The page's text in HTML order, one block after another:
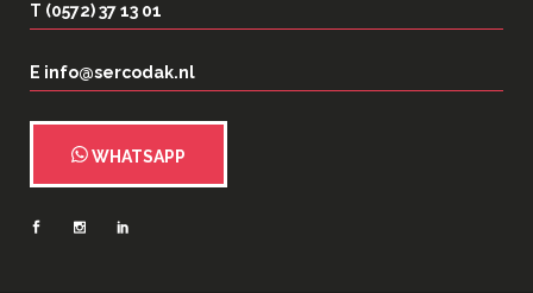
T (0572) 37 13 01
E info@sercodak.nl
WHATSAPP